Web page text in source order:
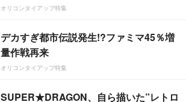
オリコンタイアップ特集
デカすぎ都市伝説発生!?ファミマ45％増
量作戦再来
オリコンタイアップ特集
SUPER★DRAGON、自ら描いた”レトロ